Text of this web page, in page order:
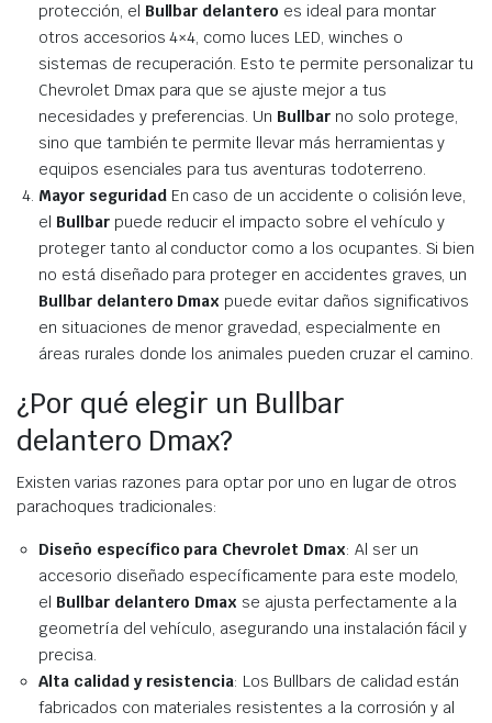
protección, el Bullbar delantero es ideal para montar
otros accesorios 4×4, como luces LED, winches o
sistemas de recuperación. Esto te permite personalizar tu
Chevrolet Dmax para que se ajuste mejor a tus
necesidades y preferencias. Un Bullbar no solo protege,
sino que también te permite llevar más herramientas y
equipos esenciales para tus aventuras todoterreno.
Mayor seguridadEn caso de un accidente o colisión leve,
el Bullbar puede reducir el impacto sobre el vehículo y
proteger tanto al conductor como a los ocupantes. Si bien
no está diseñado para proteger en accidentes graves, un
Bullbar delantero Dmax puede evitar daños significativos
en situaciones de menor gravedad, especialmente en
áreas rurales donde los animales pueden cruzar el camino.
¿Por qué elegir un Bullbar
delantero Dmax?
Existen varias razones para optar por uno en lugar de otros
parachoques tradicionales:
Diseño específico para Chevrolet Dmax: Al ser un
accesorio diseñado específicamente para este modelo,
el Bullbar delantero Dmax se ajusta perfectamente a la
geometría del vehículo, asegurando una instalación fácil y
precisa.
Alta calidad y resistencia: Los Bullbars de calidad están
fabricados con materiales resistentes a la corrosión y al